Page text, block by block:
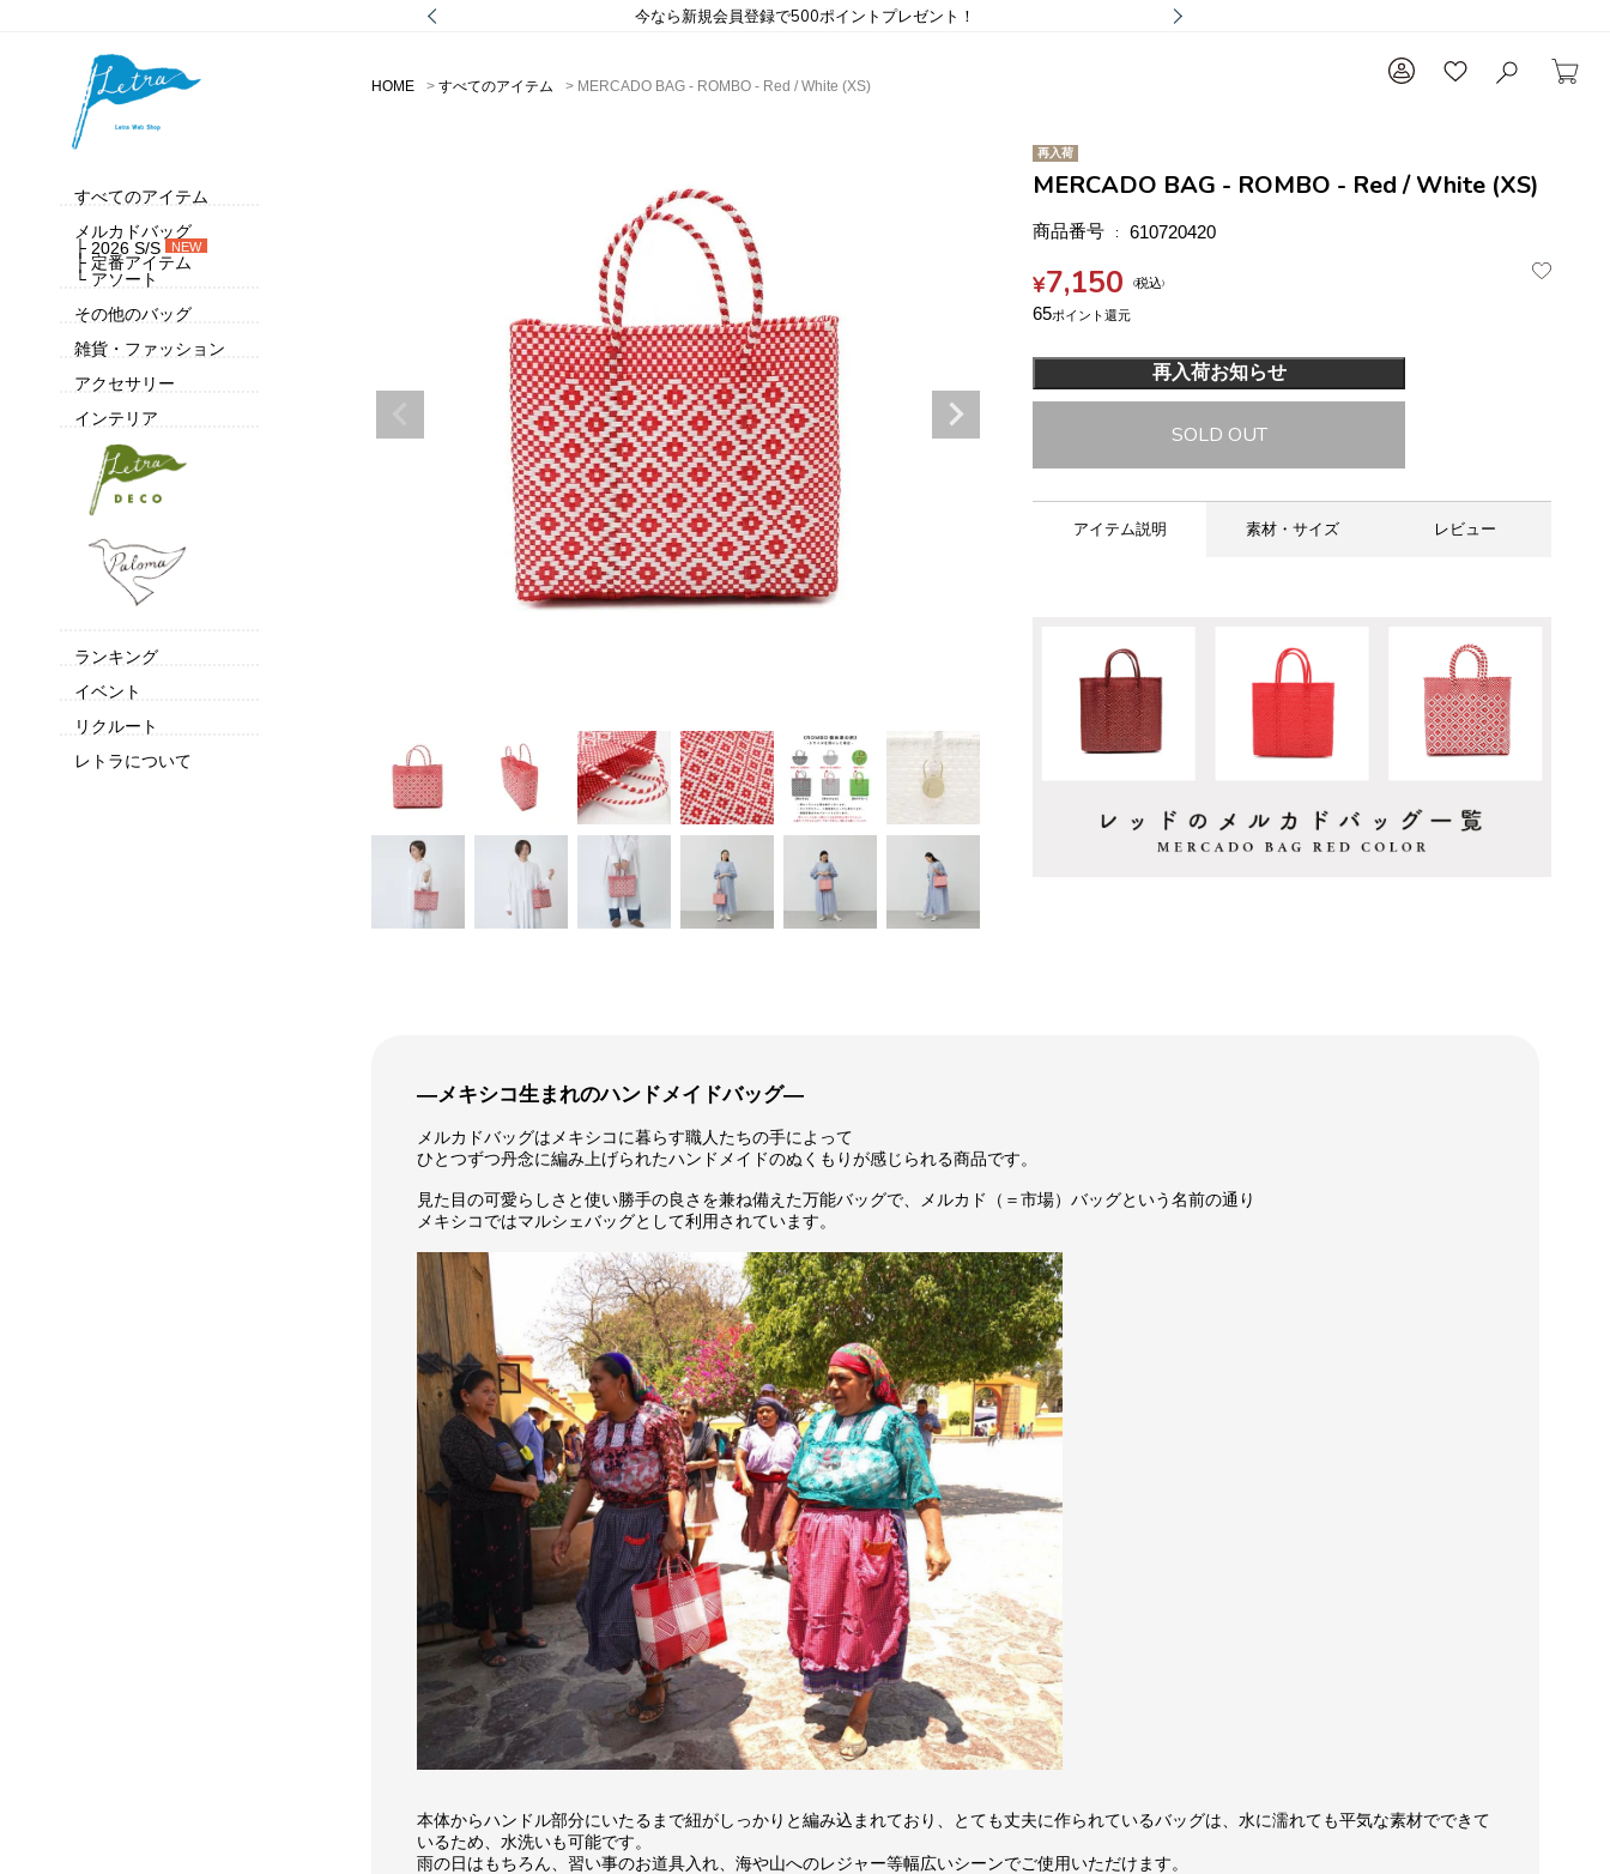
今なら新規会員登録で500ポイントプレゼント！
すべてのアイテム
メルカドバッグ
├ 2026 S/S
NEW
├ 定番アイテム
└ アソート
その他のバッグ
雑貨・ファッション
アクセサリー
インテリア
ランキング
イベント
リクルート
レトラについて
HOME すべてのアイテム MERCADO BAG - ROMBO - Red / White (XS)
再入荷
MERCADO BAG - ROMBO - Red / White (XS)
商品番号 610720420
¥7,150 税込
65
再入荷お知らせ
SOLD OUT
アイテム説明 素材・サイズ レビュー
―メキシコ生まれのハンドメイドバッグ―
メルカドバッグはメキシコに暮らす職人たちの手によって
ひとつずつ丹念に編み上げられたハンドメイドのぬくもりが感じられる商品です。
見た目の可愛らしさと使い勝手の良さを兼ね備えた万能バッグで、メルカド（＝市場）バッグという名前の通り
メキシコではマルシェバッグとして利用されています。
本体からハンドル部分にいたるまで紐がしっかりと編み込まれており、とても丈夫に作られているバッグは、水に濡れても平気な素材でできて
いるため、水洗いも可能です。
雨の日はもちろん、習い事のお道具入れ、海や山へのレジャー等幅広いシーンでご使用いただけます。